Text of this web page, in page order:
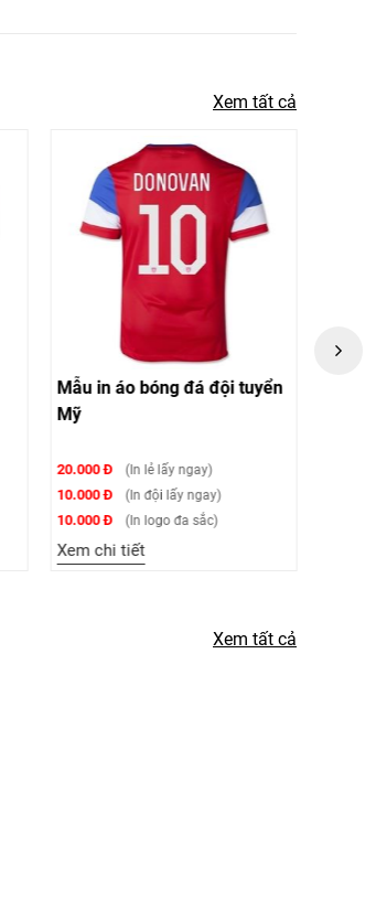
Xem tất cả
Mẫu in áo bóng đá đội tuyển
Mỹ
20.000 Đ (In lẻ lấy ngay)
10.000 Đ (In đội lấy ngay)
10.000 Đ (In logo đa sắc)
Xem chi tiết
Xem tất cả